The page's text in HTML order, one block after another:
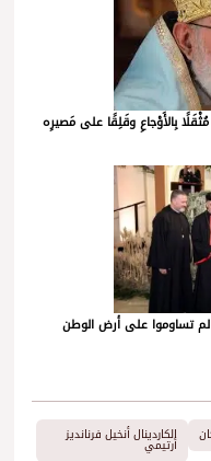
بِالأَوْجاعِ وقَلِقًا على مَصيرِه
تساوموا على أرض الوطن
الكاردينال أنخيل فرنانديز
أرتيمي